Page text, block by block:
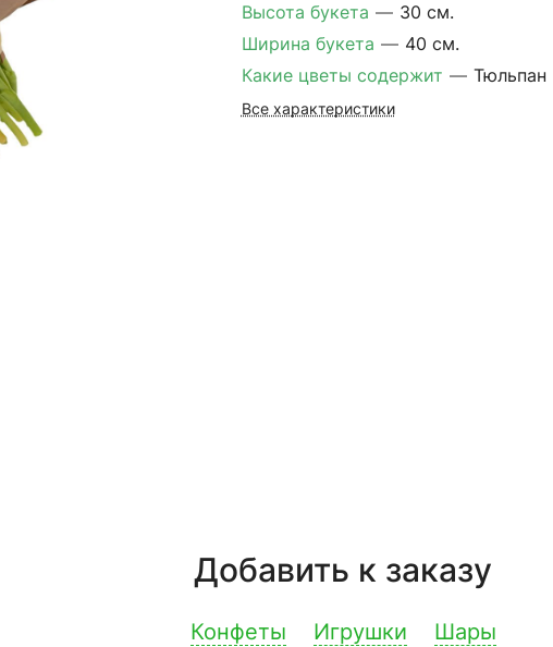
Высота букета — 30 см.
Ширина букета — 40 см.
Какие цветы содержит — Тюльпан
Все характеристики
Добавить к заказу
Конфеты Игрушки Шары